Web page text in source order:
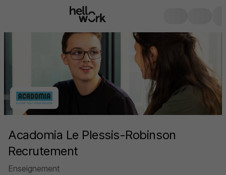
Acadomia Le Plessis-Robinson
Recrutement
Enseignement